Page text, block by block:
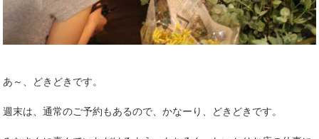
あ～、どきどきです。
週末は、通常のご予約もあるので、かなーり、どきどきです。